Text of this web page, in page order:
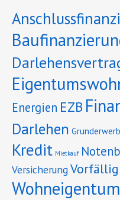
Energien EZB
Darlehen
Kredit Mietkauf
Versicherung
Wohneigentum